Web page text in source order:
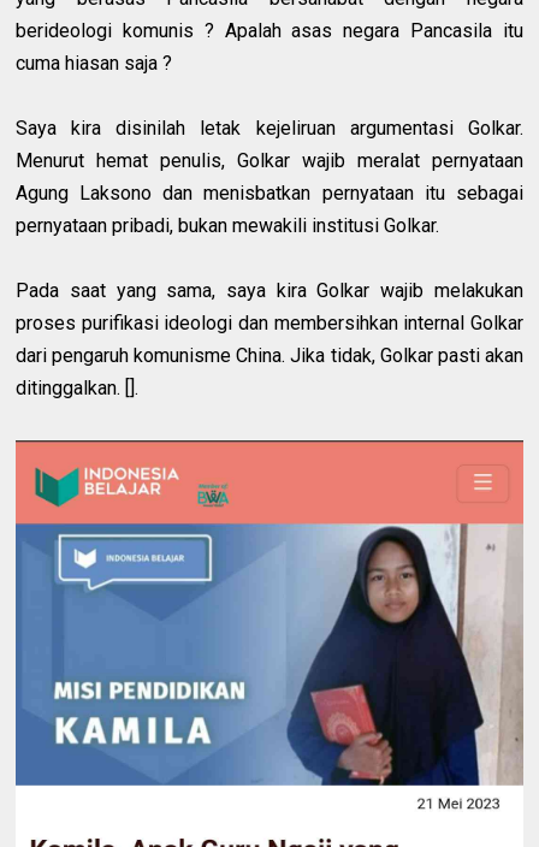
berideologi komunis ? Apalah asas negara Pancasila itu
cuma hiasan saja ?
Saya kira disinilah letak kejeliruan argumentasi Golkar.
Menurut hemat penulis, Golkar wajib meralat pernyataan
Agung Laksono dan menisbatkan pernyataan itu sebagai
pernyataan pribadi, bukan mewakili institusi Golkar.
Pada saat yang sama, saya kira Golkar wajib melakukan
proses purifikasi ideologi dan membersihkan internal Golkar
dari pengaruh komunisme China. Jika tidak, Golkar pasti akan
ditinggalkan. [].